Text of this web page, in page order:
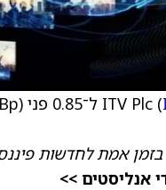
בזמן אמת לחדשות
אנליסטים >>